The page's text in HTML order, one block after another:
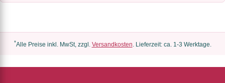
*Alle Preise inkl. MwSt, zzgl. Versandkosten. Lieferzeit: ca. 1-3 Werktage.